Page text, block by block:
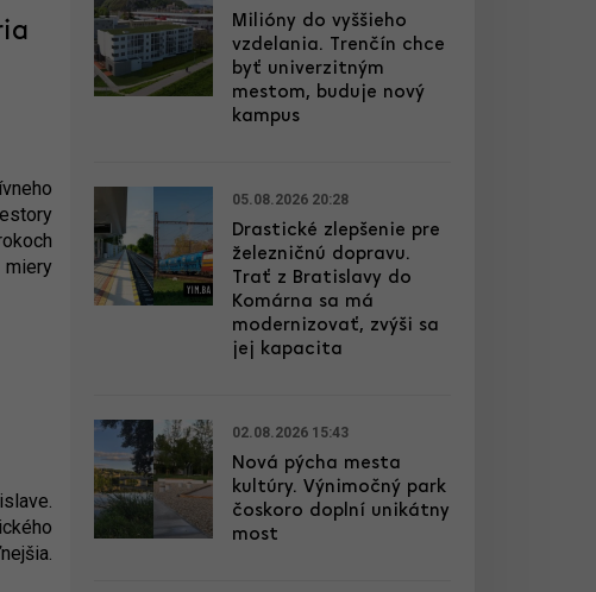
Milióny do vyššieho
vzdelania. Trenčín chce
byť univerzitným
mestom, buduje nový
kampus
05.08.2026 20:28
Drastické zlepšenie pre
železničnú dopravu.
Trať z Bratislavy do
Komárna sa má
modernizovať, zvýši sa
jej kapacita
02.08.2026 15:43
Nová pýcha mesta
kultúry. Výnimočný park
čoskoro doplní unikátny
most